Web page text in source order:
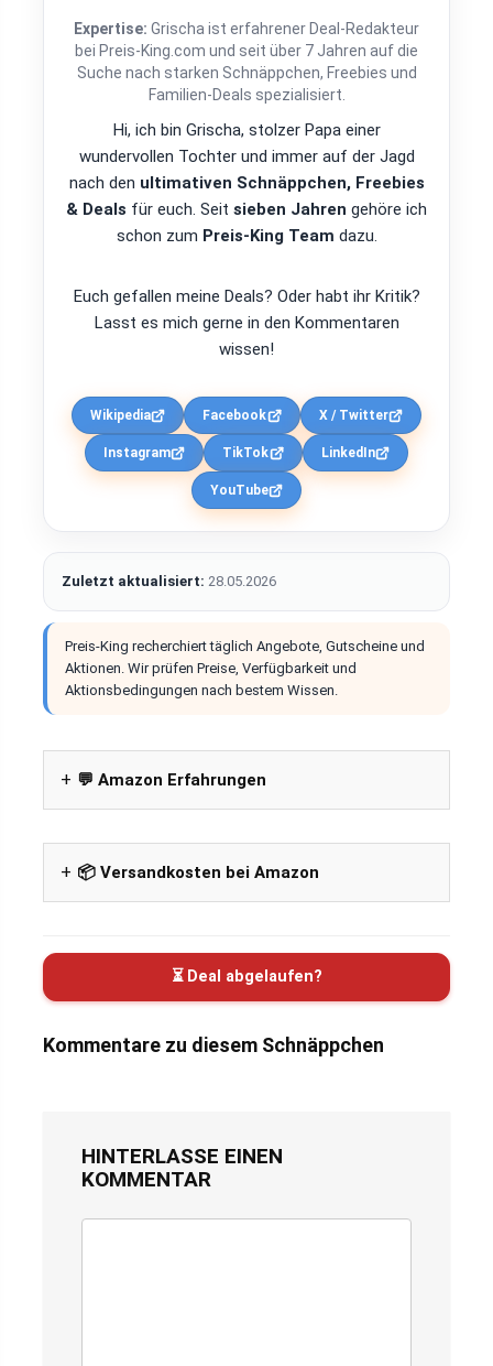
Expertise: Grischa ist erfahrener Deal-Redakteur
bei Preis-King.com und seit über 7 Jahren auf die
Suche nach starken Schnäppchen, Freebies und
Familien-Deals spezialisiert.
Hi, ich bin Grischa, stolzer Papa einer
wundervollen Tochter und immer auf der Jagd
nach den ultimativen Schnäppchen, Freebies
& Deals für euch. Seit sieben Jahren gehöre ich
schon zum Preis-King Team dazu.
Euch gefallen meine Deals? Oder habt ihr Kritik?
Lasst es mich gerne in den Kommentaren
wissen!
Wikipedia Facebook X / Twitter
Instagram TikTok LinkedIn
YouTube
Zuletzt aktualisiert: 28.05.2026
Preis-King recherchiert täglich Angebote, Gutscheine und
Aktionen. Wir prüfen Preise, Verfügbarkeit und
Aktionsbedingungen nach bestem Wissen.
💬 Amazon Erfahrungen
📦 Versandkosten bei Amazon
⏳ Deal abgelaufen?
Kommentare zu diesem Schnäppchen
HINTERLASSE EINEN
KOMMENTAR